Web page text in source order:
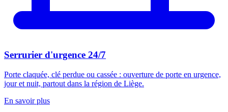
Serrurier d'urgence 24/7
Porte claquée, clé perdue ou cassée : ouverture de porte en urgence,
jour et nuit, partout dans la région de Liège.
En savoir plus